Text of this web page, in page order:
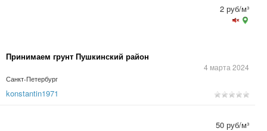
Принимаем грунт Пушкинский район
4 марта 2024
Санкт-Петербург
2 руб/м³
konstantin1971
50 руб/м³